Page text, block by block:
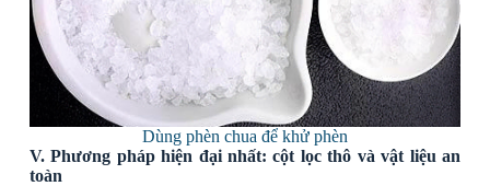
Dùng phèn chua để khử phèn
V. Phương pháp hiện đại nhất: cột lọc thô và vật liệu an
toàn